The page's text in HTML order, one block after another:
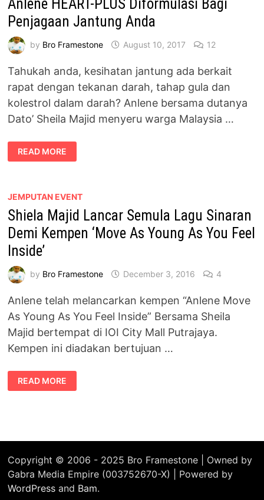
Anlene HEART-PLUS Diformulasi Bagi
Penjagaan Jantung Anda
by Bro Framestone August 10, 2017 12
Tahukah anda, kesihatan jantung ada berkait
rapat dengan tekanan darah, tahap gula dan
kolestrol dalam darah? Anlene bersama dutanya
Dato’ Sheila Majid menyeru warga Malaysia …
ANLENE
HEART-
PLUS
JANTUNG
READ MORE
JEMPUTAN EVENT
Shiela Majid Lancar Semula Lagu Sinaran
Demi Kempen ‘Move As Young As You Feel
Inside’
by Bro Framestone December 3, 2016 4
Anlene telah melancarkan kempen “Anlene Move
As Young As You Feel Inside” Bersama Sheila
Majid bertempat di IOI City Mall Putrajaya.
Kempen ini diadakan bertujuan …
SHIELA
MAJID
LANCAR
‘MOVE
YOUNG
AS
YOU
FEEL
INSIDE’
READ MORE
Copyright © 2006 - 2025 Bro Framestone | Owned by
Gabra Media Empire (003752670-X) | Powered by
WordPress and Bam.